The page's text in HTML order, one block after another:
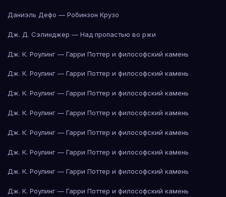
Даниэль Дефо — Робинзон Крузо
Дж. Д. Сэлинджер — Над пропастью во ржи
Дж. К. Роулинг — Гарри Поттер и философский камень
Дж. К. Роулинг — Гарри Поттер и философский камень
Дж. К. Роулинг — Гарри Поттер и философский камень
Дж. К. Роулинг — Гарри Поттер и философский камень
Дж. К. Роулинг — Гарри Поттер и философский камень
Дж. К. Роулинг — Гарри Поттер и философский камень
Дж. К. Роулинг — Гарри Поттер и философский камень
Дж. К. Роулинг — Гарри Поттер и философский камень